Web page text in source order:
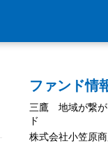
ファンド情
三鷹 地域が繋が
ド
株式会社小笠原